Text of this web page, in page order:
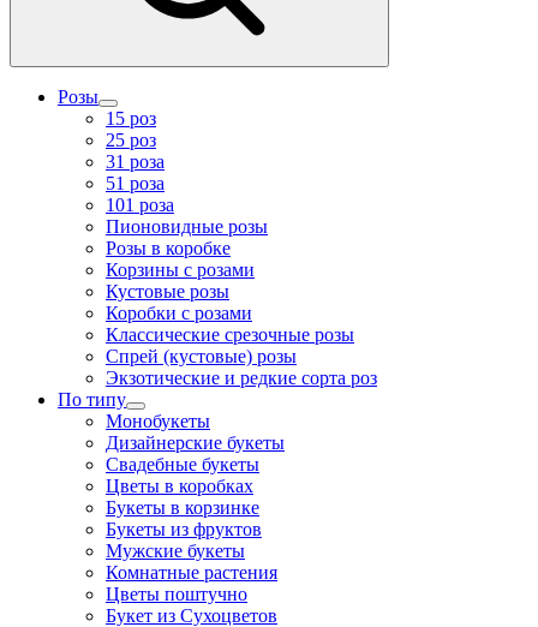
Розы
15 роз
25 роз
31 роза
51 роза
101 роза
Пионовидные розы
Розы в коробке
Корзины с розами
Кустовые розы
Коробки с розами
Классические срезочные розы
Спрей (кустовые) розы
Экзотические и редкие сорта роз
По типу
Монобукеты
Дизайнерские букеты
Свадебные букеты
Цветы в коробках
Букеты в корзинке
Букеты из фруктов
Мужские букеты
Комнатные растения
Цветы поштучно
Букет из Сухоцветов